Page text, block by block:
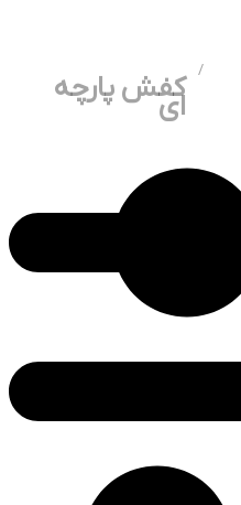
/
کفش پارچه
ای